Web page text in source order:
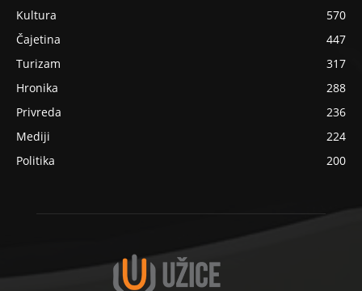
Kultura
570
Čajetina
447
Turizam
317
Hronika
288
Privreda
236
Mediji
224
Politika
200